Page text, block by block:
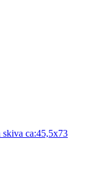
skiva ca:45,5x73